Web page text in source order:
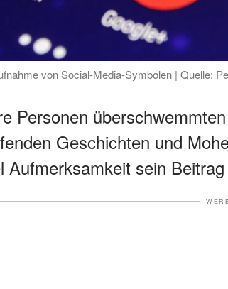
von Social-Media-Symbolen | Quelle:
Personen
Geschichten und
Aufmerksamkeit sein